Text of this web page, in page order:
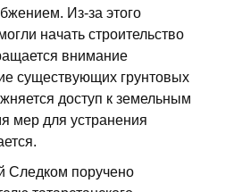
Из-за этого
начать строительство
внимание
существующих грунтовых
доступ к земельным
мер для устранения
Следком поручено